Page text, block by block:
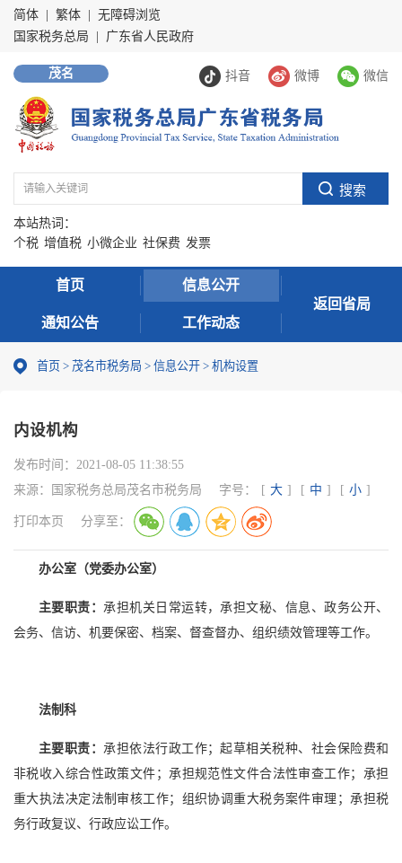
简体 繁体
无障碍浏览
国家税务总局
广东省人民政府
抖音 微博 微信
茂名
本站热词：
个税 增值税 小微企业 社保费 发票
首页 信息公开
通知公告 工作动态
返回省局
首页 > 茂名市税务局 > 信息公开 > 机构设置
内设机构
发布时间： 2021-08-05 11:38:55
来源：
国家税务总局茂名市税务局 字号： [ 大 ] [ 中 ] [ 小 ]
打印本页 分享至：
办公室（党委办公室）
主要职责：承担机关日常运转，承担文秘、信息、政务公开、
会务、信访、机要保密、档案、督查督办、组织绩效管理等工作。
法制科
主要职责：承担依法行政工作；起草相关税种、社会保险费和
非税收入综合性政策文件；承担规范性文件合法性审查工作；承担
重大执法决定法制审核工作；组织协调重大税务案件审理；承担税
务行政复议、行政应讼工作。